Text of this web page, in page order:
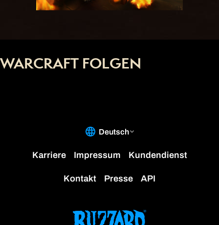
WARCRAFT FOLGEN